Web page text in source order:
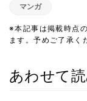
マンガ
※本記事は掲載時点
ます。予めご了承く
あわせて